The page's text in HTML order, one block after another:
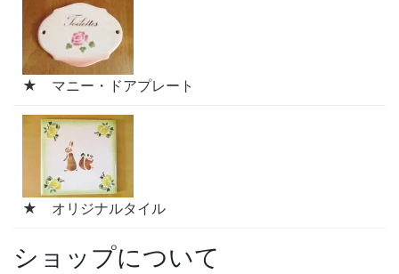
★ マニー・ドアプレート
★ オリジナルタイル
ショップについて